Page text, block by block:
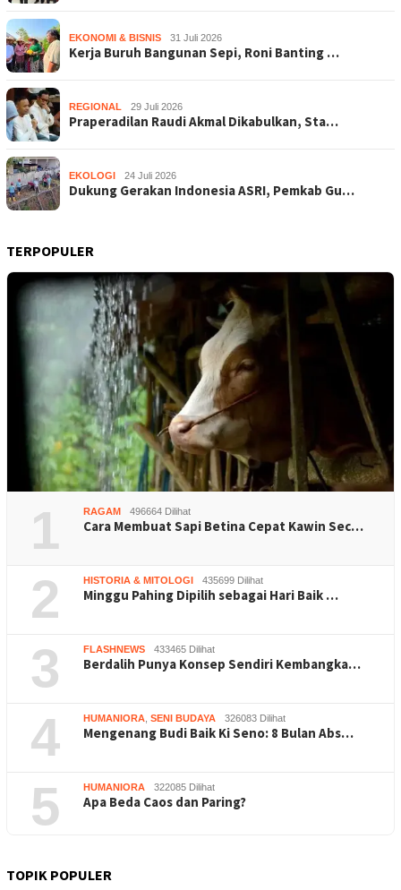
EKONOMI & BISNIS 31 Juli 2026
Kerja Buruh Bangunan Sepi, Roni Banting …
REGIONAL 29 Juli 2026
Praperadilan Raudi Akmal Dikabulkan, Sta…
EKOLOGI 24 Juli 2026
Dukung Gerakan Indonesia ASRI, Pemkab Gu…
TERPOPULER
1 RAGAM 496664 Dilihat
Cara Membuat Sapi Betina Cepat Kawin Sec…
2 HISTORIA & MITOLOGI 435699 Dilihat
Minggu Pahing Dipilih sebagai Hari Baik …
3 FLASHNEWS 433465 Dilihat
Berdalih Punya Konsep Sendiri Kembangka…
4 HUMANIORA SENI BUDAYA 326083 Dilihat
Mengenang Budi Baik Ki Seno: 8 Bulan Abs…
5 HUMANIORA 322085 Dilihat
Apa Beda Caos dan Paring?
TOPIK POPULER